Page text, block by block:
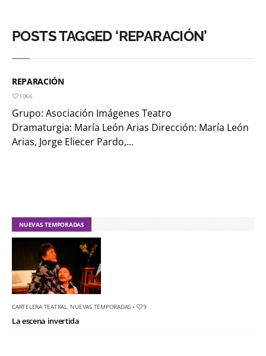
POSTS TAGGED ‘REPARACIÓN’
REPARACIÓN
1066
Grupo: Asociación Imágenes Teatro
Dramaturgia: María León Arias Dirección: María León
Arias, Jorge Eliecer Pardo,...
NUEVAS TEMPORADAS
CARTELERA TEATRAL NUEVAS TEMPORADAS • 9
La escena invertida